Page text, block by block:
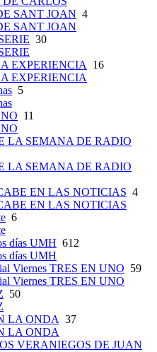
SANT JOAN 4
SANT JOAN
30
EXPERIENCIA
16
EXPERIENCIA
5
11
LA SEMANA DE RADIO
LA SEMANA DE RADIO
EN LAS NOTICIAS 4
EN LAS NOTICIAS
6
días UMH 612
días UMH
Viernes TRES EN UNO 59
Viernes TRES EN UNO
50
LA ONDA 37
LA ONDA
VERANIEGOS DE JUAN